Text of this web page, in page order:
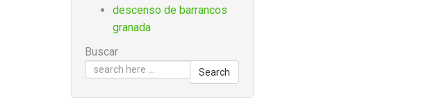
descenso de barrancos
granada
Buscar
Search